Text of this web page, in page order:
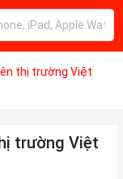
thị trường Việt
trường Việt